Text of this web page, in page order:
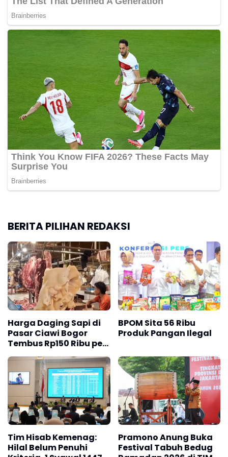
BERITA PILIHAN REDAKSI
Harga Daging Sapi di
Pasar Ciawi Bogor
Tembus Rp150 Ribu per
BPOM Sita 56 Ribu
Produk Pangan Ilegal
Tim Hisab Kemenag:
Hilal Belum Penuhi
Pramono Anung Buka
Festival Tabuh Bedug